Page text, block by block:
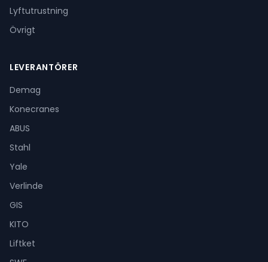
Lyftutrustning
Övrigt
LEVERANTÖRER
Demag
Konecranes
ABUS
Stahl
Yale
Verlinde
GIS
KITO
Liftket